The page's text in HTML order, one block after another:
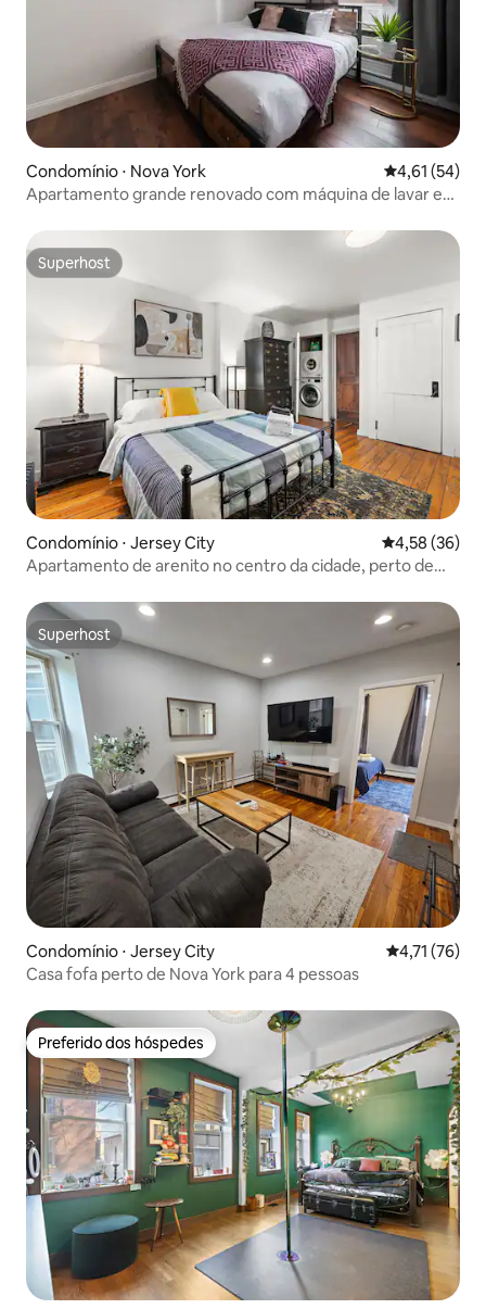
Condomínio ⋅ Nova York 4,61 de uma
4,61 (54)
Apartamento grande renovado com máquina de lavar e
Superhost
Superhost
Condomínio ⋅ Jersey City 4,58 de uma
4,58 (36)
Apartamento de arenito no centro da cidade, perto de
Superhost
Superhost
Condomínio ⋅ Jersey City 4,71 de uma
4,71 (76)
Casa fofa perto de Nova York para 4 pessoas
Preferido dos hóspedes
Preferido dos hóspedes